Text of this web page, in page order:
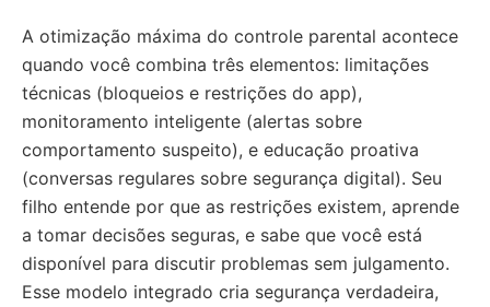
A otimização máxima do controle parental acontece
quando você combina três elementos: limitações
técnicas (bloqueios e restrições do app),
monitoramento inteligente (alertas sobre
comportamento suspeito), e educação proativa
(conversas regulares sobre segurança digital). Seu
filho entende por que as restrições existem, aprende
a tomar decisões seguras, e sabe que você está
disponível para discutir problemas sem julgamento.
Esse modelo integrado cria segurança verdadeira,